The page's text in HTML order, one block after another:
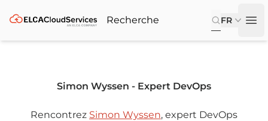
ELCA FR
Simon Wyssen - Expert DevOps
Rencontrez Simon Wyssen, expert DevOps